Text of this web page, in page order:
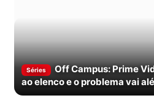
Séries
Off Campus: Prime
ao elenco e o problema vai